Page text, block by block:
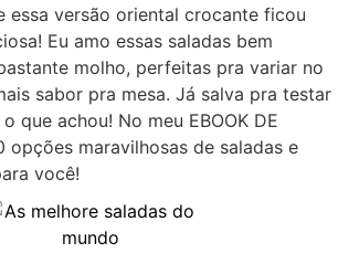
essa versão oriental crocante ficou
Eu amo essas saladas bem
molho, perfeitas pra variar no
sabor pra mesa. Já salva pra testar
que achou! No meu EBOOK DE
opções maravilhosas de saladas e
você!